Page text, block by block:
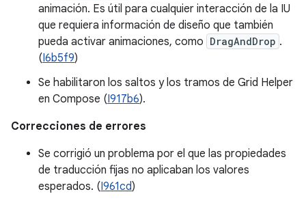
animación. Es útil para cualquier interacción de la IU
que requiera información de diseño que también
pueda activar animaciones, como DragAndDrop .
(I6b5f9)
Se habilitaron los saltos y los tramos de Grid Helper
en Compose (I917b6).
Correcciones de errores
Se corrigió un problema por el que las propiedades
de traducción fijas no aplicaban los valores
esperados. (I961cd)